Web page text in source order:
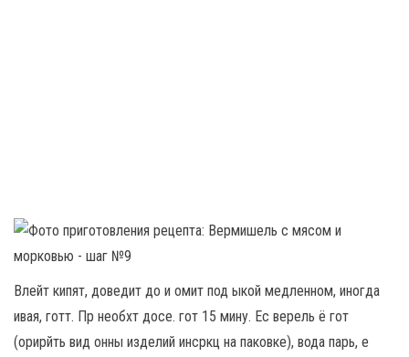
Влейт кипят, доведит до и омит под ыкой медленном, иногда
ивая, готт. Пр необхт досе. гот 15 мину. Ес верель ё гот
(орирйть вид онны изделий инсркц на паковке), вода парь, е